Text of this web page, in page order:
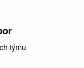
týmu